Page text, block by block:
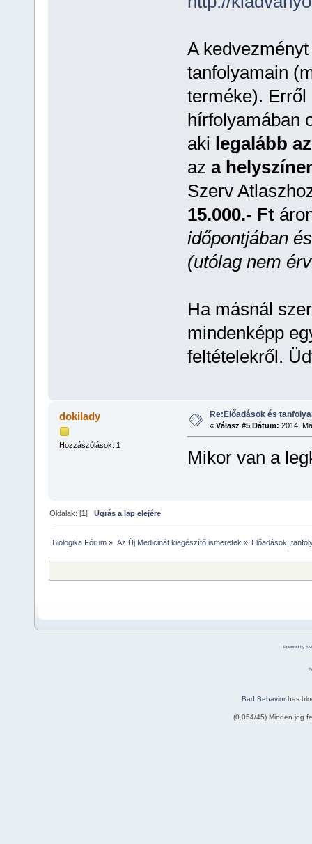
A
tanfolyamain
terméke). Erről
hírfolyamában
aki legalább
az a
Szerv
15.000.- Ft
időpontjában
(utólag nem
Ha másnál
mindenképp
feltételekről.
dokilady
Hozzászólások: 1
Re:Előadások és
« Válasz #5 Dátum: 2014.
Mikor van a
Oldalak: [1]Ugrás a lap elejére
Biologika Fórum » Az Új Medicinát kiegészítő ismeretek » Előadások,
Powered by
Bad Behaviorhas
(0.054/45) Minden jog